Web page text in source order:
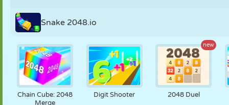
Snake 2048.io
Chain Cube: 2048
Merge
Digit Shooter
new
2048 Duel